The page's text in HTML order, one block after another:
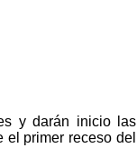
y darán inicio las
primer receso del